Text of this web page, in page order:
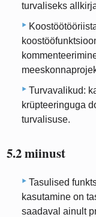
turvaliseks
Turvavalikud:
krüpteeringuga
turvalisuse.
5.2 miinust
Tasulised
kasutamine on
saadaval ainult